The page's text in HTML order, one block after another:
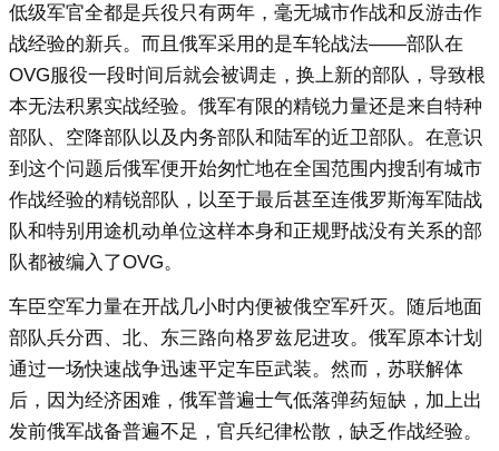
低级军官全都是兵役只有两年，毫无城市作战和反游击作
战经验的新兵。而且俄军采用的是车轮战法——部队在
OVG服役一段时间后就会被调走，换上新的部队，导致根
本无法积累实战经验。俄军有限的精锐力量还是来自特种
部队、空降部队以及内务部队和陆军的近卫部队。在意识
到这个问题后俄军便开始匆忙地在全国范围内搜刮有城市
作战经验的精锐部队，以至于最后甚至连俄罗斯海军陆战
队和特别用途机动单位这样本身和正规野战没有关系的部
队都被编入了OVG。
车臣空军力量在开战几小时内便被俄空军歼灭。随后地面
部队兵分西、北、东三路向格罗兹尼进攻。俄军原本计划
通过一场快速战争迅速平定车臣武装。然而，苏联解体
后，因为经济困难，俄军普遍士气低落弹药短缺，加上出
发前俄军战备普遍不足，官兵纪律松散，缺乏作战经验。